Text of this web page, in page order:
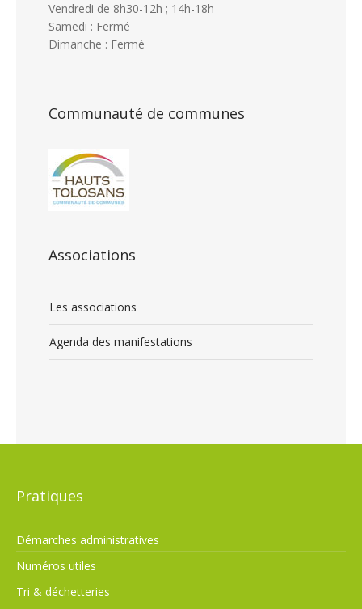
Vendredi de 8h30-12h ; 14h-18h
Samedi : Fermé
Dimanche : Fermé
Communauté de communes
Associations
Les associations
Agenda des manifestations
Pratiques
Démarches administratives
Numéros utiles
Tri & déchetteries